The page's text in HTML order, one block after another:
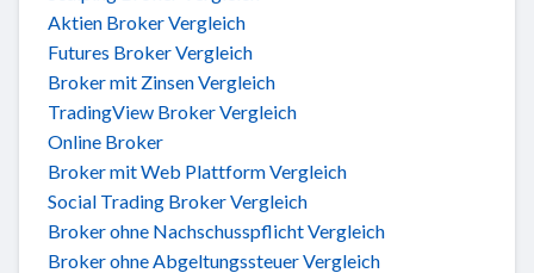
Aktien Broker Vergleich
Futures Broker Vergleich
Broker mit Zinsen Vergleich
TradingView Broker Vergleich
Online Broker
Broker mit Web Plattform Vergleich
Social Trading Broker Vergleich
Broker ohne Nachschusspflicht Vergleich
Broker ohne Abgeltungssteuer Vergleich